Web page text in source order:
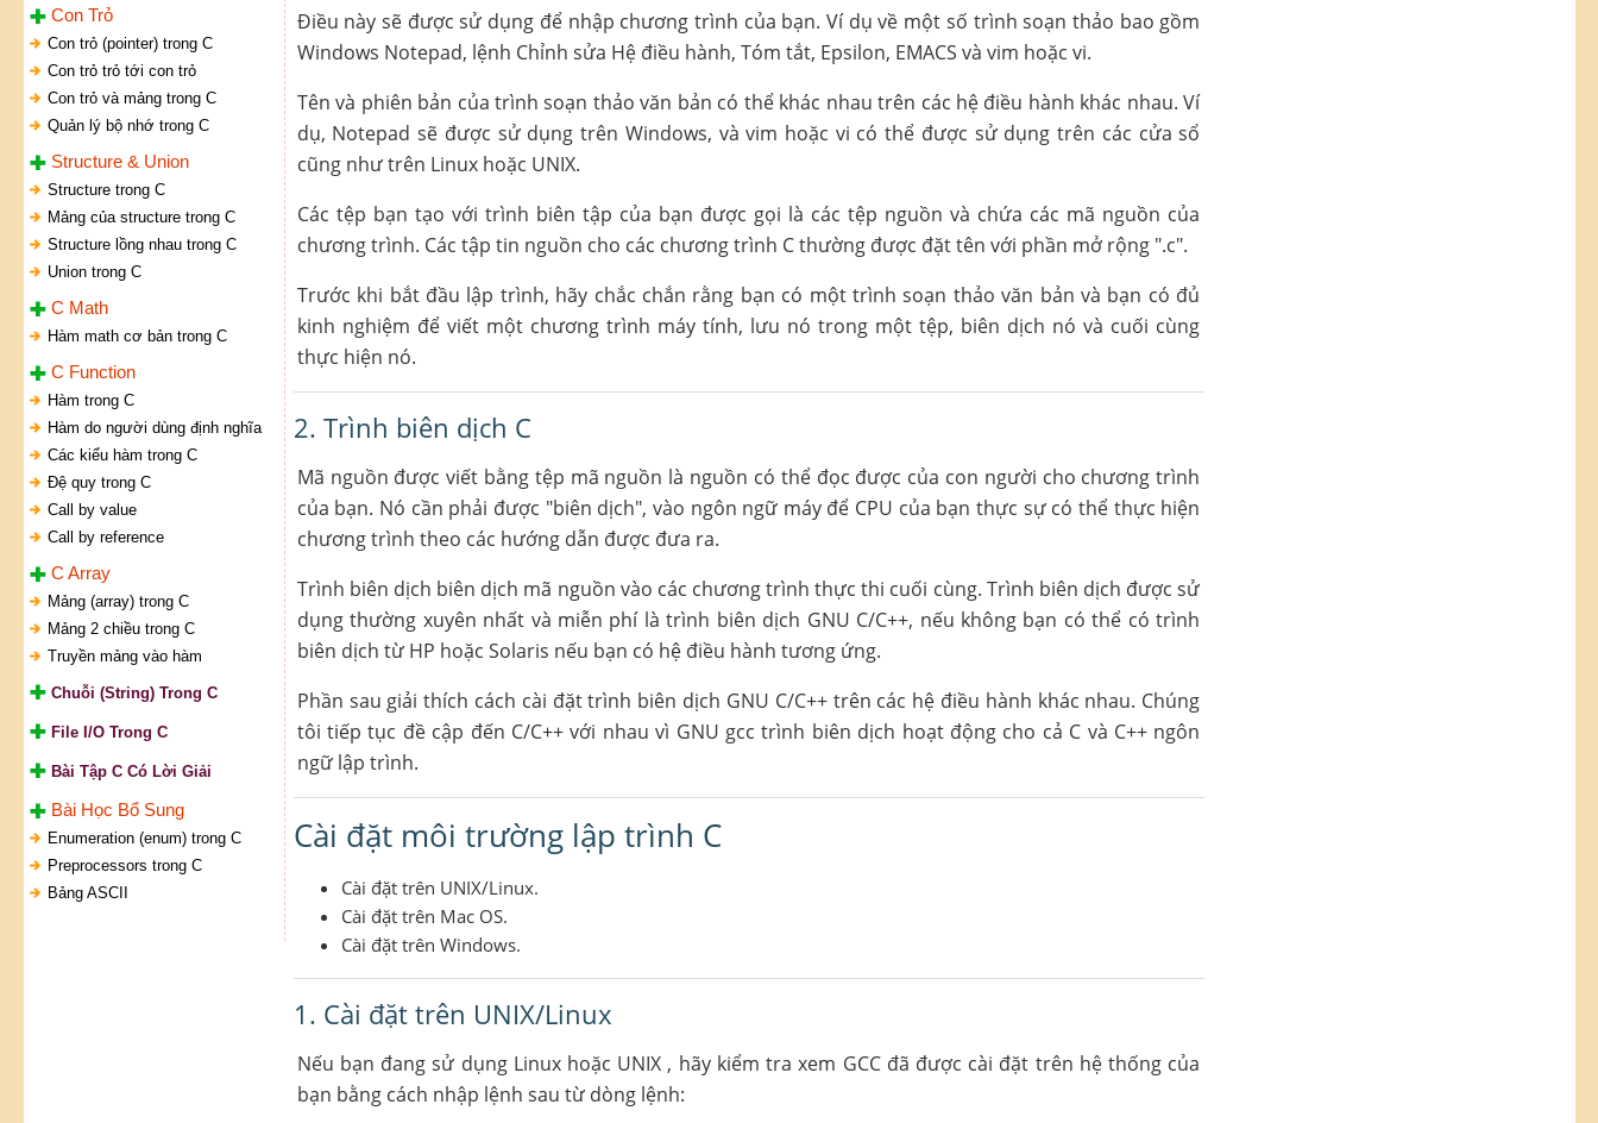
Con Trỏ
Con trỏ (pointer) trong C
Con trỏ trỏ tới con trỏ
Con trỏ và mảng trong C
Quản lý bộ nhớ trong C
Structure & Union
Structure trong C
Mảng của structure trong C
Structure lồng nhau trong C
Union trong C
C Math
Hàm math cơ bản trong C
C Function
Hàm trong C
Hàm do người dùng định nghĩa
Các kiểu hàm trong C
Đệ quy trong C
Call by value
Call by reference
C Array
Mảng (array) trong C
Mảng 2 chiều trong C
Truyền mảng vào hàm
Chuỗi (String) Trong C
File I/O Trong C
Bài Tập C Có Lời Giải
Bài Học Bổ Sung
Enumeration (enum) trong C
Preprocessors trong C
Bảng ASCII
Điều này sẽ được sử dụng để nhập chương trình của bạn. Ví dụ về một số trình soạn thảo bao gồm
Windows Notepad, lệnh Chỉnh sửa Hệ điều hành, Tóm tắt, Epsilon, EMACS và vim hoặc vi.
Tên và phiên bản của trình soạn thảo văn bản có thể khác nhau trên các hệ điều hành khác nhau. Ví
dụ, Notepad sẽ được sử dụng trên Windows, và vim hoặc vi có thể được sử dụng trên các cửa sổ
cũng như trên Linux hoặc UNIX.
Các tệp bạn tạo với trình biên tập của bạn được gọi là các tệp nguồn và chứa các mã nguồn của
chương trình. Các tập tin nguồn cho các chương trình C thường được đặt tên với phần mở rộng ".c".
Trước khi bắt đầu lập trình, hãy chắc chắn rằng bạn có một trình soạn thảo văn bản và bạn có đủ
kinh nghiệm để viết một chương trình máy tính, lưu nó trong một tệp, biên dịch nó và cuối cùng
thực hiện nó.
2. Trình biên dịch C
Mã nguồn được viết bằng tệp mã nguồn là nguồn có thể đọc được của con người cho chương trình
của bạn. Nó cần phải được "biên dịch", vào ngôn ngữ máy để CPU của bạn thực sự có thể thực hiện
chương trình theo các hướng dẫn được đưa ra.
Trình biên dịch biên dịch mã nguồn vào các chương trình thực thi cuối cùng. Trình biên dịch được sử
dụng thường xuyên nhất và miễn phí là trình biên dịch GNU C/C++, nếu không bạn có thể có trình
biên dịch từ HP hoặc Solaris nếu bạn có hệ điều hành tương ứng.
Phần sau giải thích cách cài đặt trình biên dịch GNU C/C++ trên các hệ điều hành khác nhau. Chúng
tôi tiếp tục đề cập đến C/C++ với nhau vì GNU gcc trình biên dịch hoạt động cho cả C và C++ ngôn
ngữ lập trình.
Cài đặt môi trường lập trình C
Cài đặt trên UNIX/Linux.
Cài đặt trên Mac OS.
Cài đặt trên Windows.
1. Cài đặt trên UNIX/Linux
Nếu bạn đang sử dụng Linux hoặc UNIX , hãy kiểm tra xem GCC đã được cài đặt trên hệ thống của
bạn bằng cách nhập lệnh sau từ dòng lệnh: